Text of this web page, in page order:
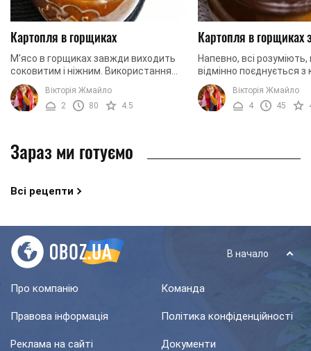
Картопля в горщиках
М'ясо в горщиках завжди виходить
соковитим і ніжним. Використання
горщиків при приготуванні страв з
м'яса популярно здавна. І навіть
сьогодні ...
Вікторія Жмайло
2
80 4.5
Картопля в горщиках
Напевно, всі
відмінно поєднується
Особливо, якщо мова
свинину з картоплею в
Горщики відмінно ...
Вікторія Жмайло
4
45
Зараз ми готуємо
Всі рецепти
В начало
Про компанію Команда
Правова інформація Політика конфіденційності
Реклама на сайті Документи